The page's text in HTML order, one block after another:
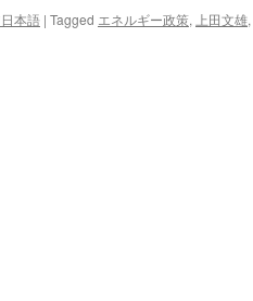
本語 | Tagged エネルギー政策, 上田文雄,